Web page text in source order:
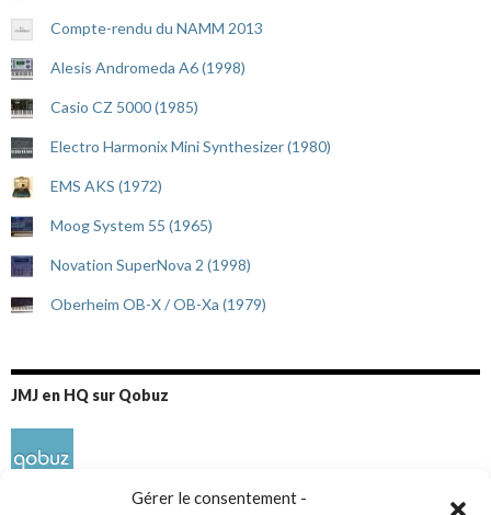
Gérer le consentement -
Compte-rendu du NAMM 2013
Alesis Andromeda A6 (1998)
Casio CZ 5000 (1985)
Electro Harmonix Mini Synthesizer (1980)
EMS AKS (1972)
Moog System 55 (1965)
Novation SuperNova 2 (1998)
Oberheim OB-X / OB-Xa (1979)
JMJ en HQ sur Qobuz